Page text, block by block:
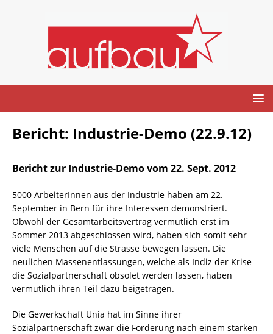
Bericht: Industrie-Demo (22.9.12)
Bericht zur Industrie-Demo vom 22. Sept. 2012
5000 ArbeiterInnen aus der Industrie haben am 22.
September in Bern für ihre Interessen demonstriert.
Obwohl der Gesamtarbeitsvertrag vermutlich erst im
Sommer 2013 abgeschlossen wird, haben sich somit sehr
viele Menschen auf die Strasse bewegen lassen. Die
neulichen Massenentlassungen, welche als Indiz der Krise
die Sozialpartnerschaft obsolet werden lassen, haben
vermutlich ihren Teil dazu beigetragen.
Die Gewerkschaft Unia hat im Sinne ihrer
Sozialpartnerschaft zwar die Forderung nach einem starken